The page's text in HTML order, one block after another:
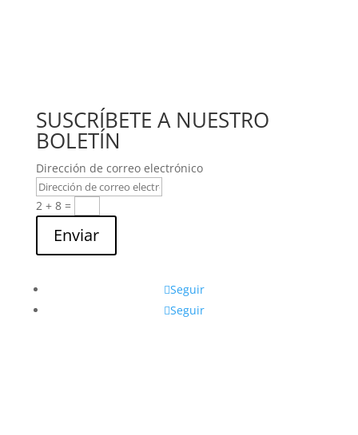
SUSCRÍBETE A NUESTRO
BOLETÍN
Dirección de correo electrónico
2 + 8=
Enviar
Seguir
Seguir